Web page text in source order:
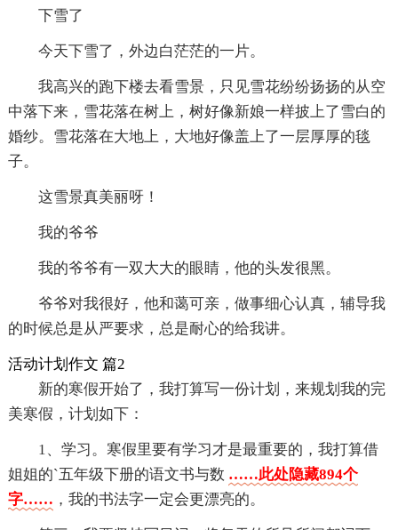
下雪了
今天下雪了，外边白茫茫的一片。
我高兴的跑下楼去看雪景，只见雪花纷纷扬扬的从空
中落下来，雪花落在树上，树好像新娘一样披上了雪白的
婚纱。雪花落在大地上，大地好像盖上了一层厚厚的毯
子。
这雪景真美丽呀！
我的爷爷
我的爷爷有一双大大的眼睛，他的头发很黑。
爷爷对我很好，他和蔼可亲，做事细心认真，辅导我
的时候总是从严要求，总是耐心的给我讲。
活动计划作文 篇2
新的寒假开始了，我打算写一份计划，来规划我的完
美寒假，计划如下：
1、学习。寒假里要有学习才是最重要的，我打算借
姐姐的`五年级下册的语文书与数 ……此处隐藏894个
字…… ，我的书法字一定会更漂亮的。